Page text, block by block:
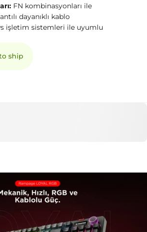
FN kombinasyonları ile
dayanıklı kablo
işletim sistemleri ile uyumlu
ship